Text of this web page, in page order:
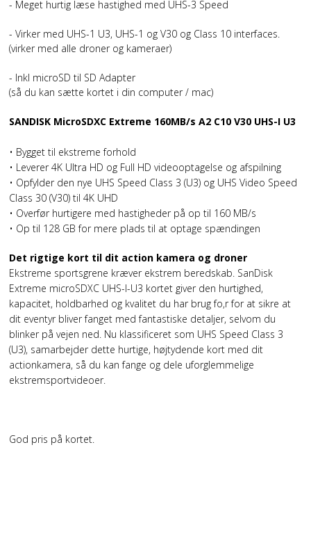
- Meget hurtig læse hastighed med UHS-3 Speed
- Virker med UHS-1 U3, UHS-1 og V30 og Class 10 interfaces.
(virker med alle droner og kameraer)
- Inkl microSD til SD Adapter
(så du kan sætte kortet i din computer / mac)
SANDISK MicroSDXC Extreme 160MB/s A2 C10 V30 UHS-I U3
• Bygget til ekstreme forhold
• Leverer 4K Ultra HD og Full HD videooptagelse og afspilning
• Opfylder den nye UHS Speed Class 3 (U3) og UHS Video Speed
Class 30 (V30) til 4K UHD
• Overfør hurtigere med hastigheder på op til 160 MB/s
• Op til 128 GB for mere plads til at optage spændingen
Det rigtige kort til dit action kamera og droner
Ekstreme sportsgrene kræver ekstrem beredskab. SanDisk
Extreme microSDXC UHS-I-U3 kortet giver den hurtighed,
kapacitet, holdbarhed og kvalitet du har brug fo,r for at sikre at
dit eventyr bliver fanget med fantastiske detaljer, selvom du
blinker på vejen ned. Nu klassificeret som UHS Speed Class 3
(U3), samarbejder dette hurtige, højtydende kort med dit
actionkamera, så du kan fange og dele uforglemmelige
ekstremsportvideoer.
God pris på kortet.